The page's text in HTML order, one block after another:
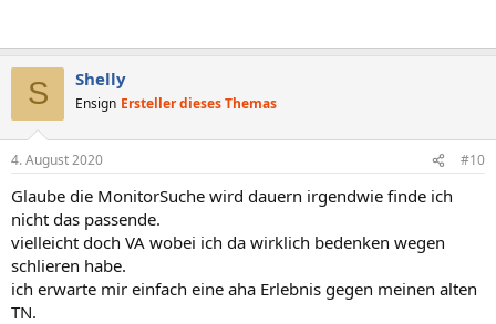
S Shelly
Ensign Ersteller dieses Themas
4. August 2020 #10
Glaube die MonitorSuche wird dauern irgendwie finde ich
nicht das passende.
vielleicht doch VA wobei ich da wirklich bedenken wegen
schlieren habe.
ich erwarte mir einfach eine aha Erlebnis gegen meinen alten
TN.